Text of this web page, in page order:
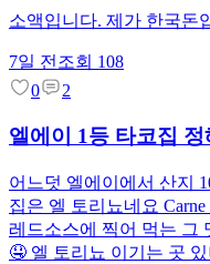
소액입니다. 제가 한국돈
7일 전 조회 108
0
2
엘에이 1등 타코집 정
어느덧 엘에이에서 산지
집은 엘 토리뇨네요
레드소스에 찍어 먹는 그
🤤 엘 토리뇨 이기는 곳 있